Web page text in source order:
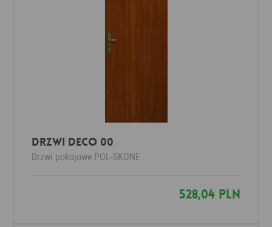
Drzwi Deco 00
Drzwi pokojowe POL-SKONE
528,04 PLN